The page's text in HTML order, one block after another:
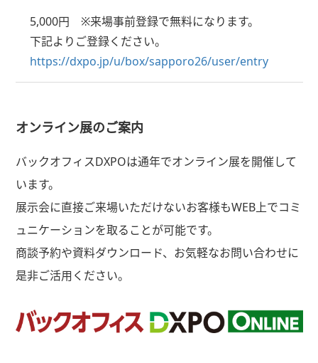
5,000円 ※来場事前登録で無料になります。
下記よりご登録ください。
https://dxpo.jp/u/box/sapporo26/user/entry
オンライン展のご案内
バックオフィスDXPOは通年でオンライン展を開催して
います。
展示会に直接ご来場いただけないお客様もWEB上でコミ
ュニケーションを取ることが可能です。
商談予約や資料ダウンロード、お気軽なお問い合わせに
是非ご活用ください。